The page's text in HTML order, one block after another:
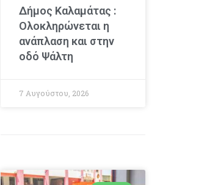
Δήμος Καλαμάτας :
Ολοκληρώνεται η
ανάπλαση και στην
οδό Ψάλτη
7 Αυγούστου, 2026